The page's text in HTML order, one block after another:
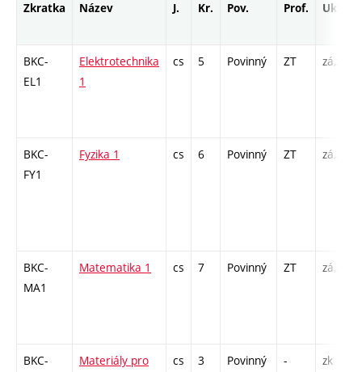
Zkratka Název J. Kr. Pov. Prof. Uk.
BKC-
EL1
Elektrotechnika
1
cs 5 Povinný ZT zá,zk
BKC-
FY1
Fyzika 1 cs 6 Povinný ZT zá,zk
BKC-
MA1
Matematika 1 cs 7 Povinný ZT zá,zk
BKC-
Materiály pro
cs 3 Povinný - zk